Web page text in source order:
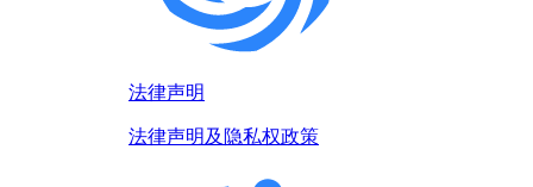
法律声明
法律声明及隐私权政策